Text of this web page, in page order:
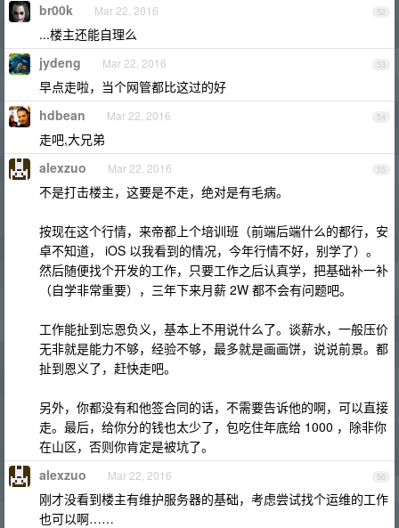
52
br00k Mar 22, 2016
...楼主还能自理么
53
jydeng Mar 22, 2016
早点走啦，当个网管都比这过的好
54
hdbean Mar 22, 2016
走吧,大兄弟
55
alexzuo Mar 22, 2016
不是打击楼主，这要是不走，绝对是有毛病。
按现在这个行情，来帝都上个培训班（前端后端什么的都行，安
卓不知道， iOS 以我看到的情况，今年行情不好，别学了）。
然后随便找个开发的工作，只要工作之后认真学，把基础补一补
（自学非常重要），三年下来月薪 2W 都不会有问题吧。
工作能扯到忘恩负义，基本上不用说什么了。谈薪水，一般压价
无非就是能力不够，经验不够，最多就是画画饼，说说前景。都
扯到恩义了，赶快走吧。
另外，你都没有和他签合同的话，不需要告诉他的啊，可以直接
走。最后，给你分的钱也太少了，包吃住年底给 1000 ，除非你
在山区，否则你肯定是被坑了。
56
alexzuo Mar 22, 2016
刚才没看到楼主有维护服务器的基础，考虑尝试找个运维的工作
也可以啊……